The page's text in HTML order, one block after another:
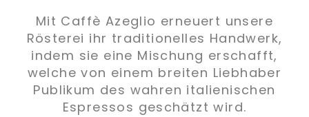
Mit Caffè Azeglio erneuert unsere
Rösterei ihr traditionelles Handwerk,
indem sie eine Mischung erschafft,
welche von einem breiten Liebhaber
Publikum des wahren italienischen
Espressos geschätzt wird.